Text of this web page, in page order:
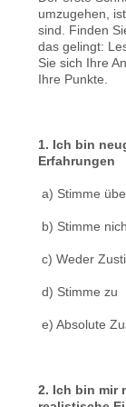
umzugehen,
sind. Finden
das gelingt:
Sie sich Ihre
Ihre Punkte.
1. Ich bin
Erfahrungen
a) Stimme
b) Stimme
c) Weder
d) Stimme zu
e) Absolute
2. Ich bin mir